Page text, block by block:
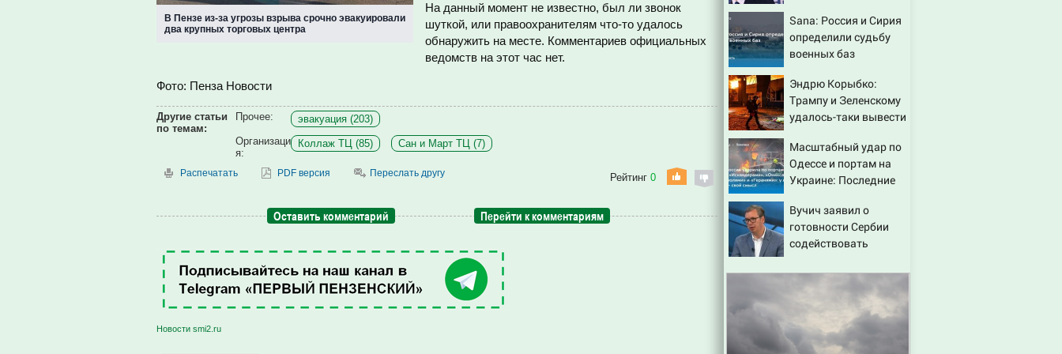
В Пензе из-за угрозы взрыва срочно эвакуировали
два крупных торговых центра
На данный момент не известно, был ли звонок
шуткой, или правоохранителям что-то удалось
обнаружить на месте. Комментариев официальных
ведомств на этот час нет.
Фото: Пенза Новости
Другие статьи
по темам:
Прочее:
эвакуация (203)
Организаци
я:
Коллаж ТЦ (85) Сан и Март ТЦ (7)
Распечатать PDF версия Переслать другу Рейтинг 0
Оставить комментарий Перейти к комментариям
Новости smi2.ru
русских
Sana: Россия и Сирия
определили судьбу
военных баз
Эндрю Корыбко:
Трампу и Зеленскому
удалось-таки вывести
хотелось бы большего
Масштабный удар по
Одессе и портам на
Украине: Последние
об ударах России 9
августа 2026 года
Вучич заявил о
готовности Сербии
содействовать
Евросоюз - Новости на
Вести.ru